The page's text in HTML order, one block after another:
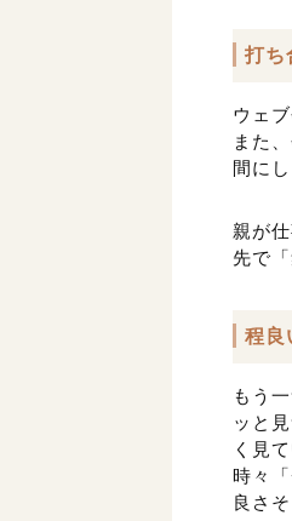
打ち
ウェ
また
間に
親が
先で
程良
もう
ッと
く見
時々
良さ